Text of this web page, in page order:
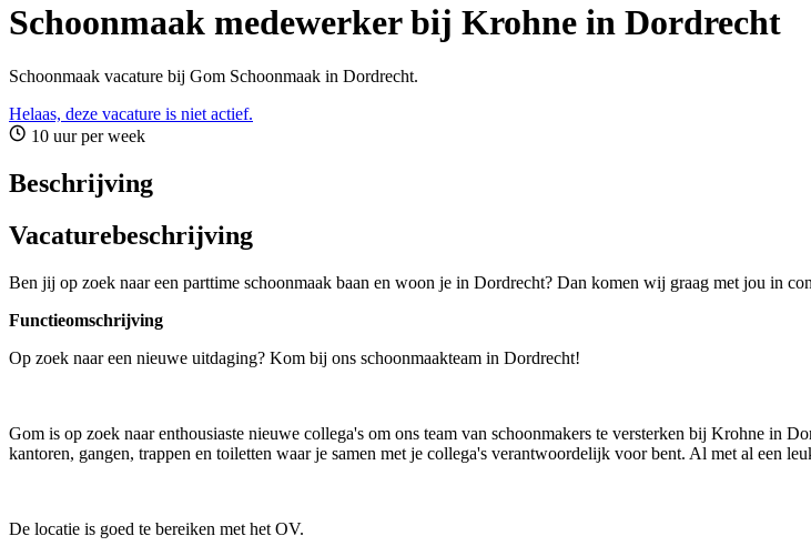
Schoonmaak medewerker bij Krohne in Dordrecht
Schoonmaak vacature bij Gom Schoonmaak in Dordrecht.
Helaas, deze vacature is niet actief.
10 uur per week
Beschrijving
Vacaturebeschrijving
Ben jij op zoek naar een parttime schoonmaak baan en woon je in Dordrecht? Dan komen wij graag met jou in
Functieomschrijving
Op zoek naar een nieuwe uitdaging? Kom bij ons schoonmaakteam in Dordrecht!
Gom is op zoek naar enthousiaste nieuwe collega's om ons team van schoonmakers te versterken bij Krohne in
kantoren, gangen, trappen en toiletten waar je samen met je collega's verantwoordelijk voor bent. Al met al een
De locatie is goed te bereiken met het OV.